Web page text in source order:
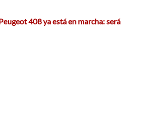
408 ya está en marcha: será